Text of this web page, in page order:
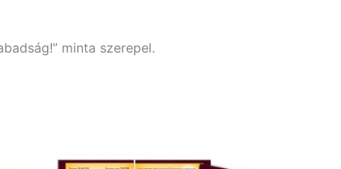
minta szerepel.